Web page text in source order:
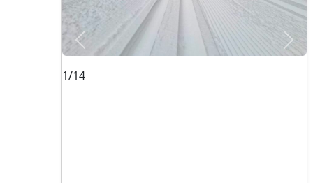
1/14
Позже